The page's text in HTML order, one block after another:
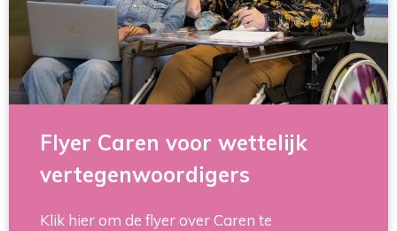
Flyer Caren voor wettelijk
vertegenwoordigers
Klik hier om de flyer over Caren te